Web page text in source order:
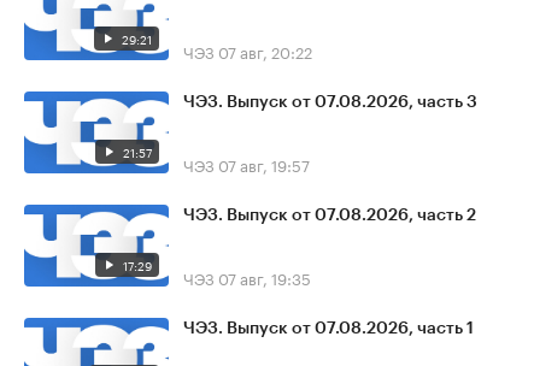
29:21 ЧЭЗ 07 авг, 20:22
21:57
ЧЭЗ. Выпуск от 07.08.2026, часть 3
ЧЭЗ 07 авг, 19:57
17:29
ЧЭЗ. Выпуск от 07.08.2026, часть 2
ЧЭЗ 07 авг, 19:35
ЧЭЗ. Выпуск от 07.08.2026, часть 1